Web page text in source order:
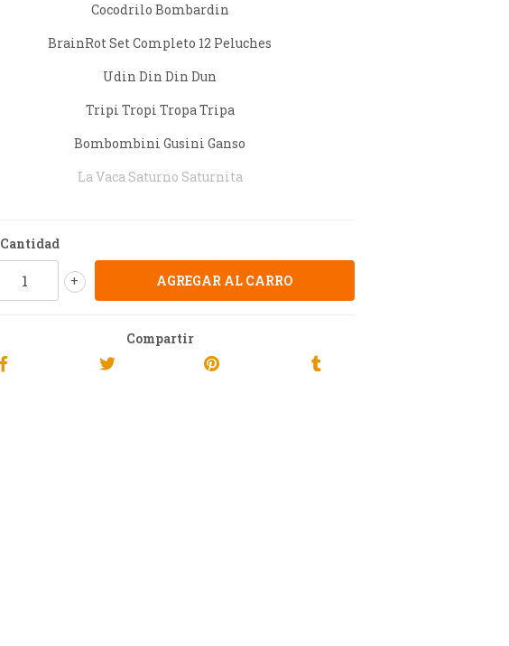
Cocodrilo Bombardin
BrainRot Set Completo 12 Peluches
Udin Din Din Dun
Tripi Tropi Tropa Tripa
Bombombini Gusini Ganso
La Vaca Saturno Saturnita
Cantidad
+
Compartir